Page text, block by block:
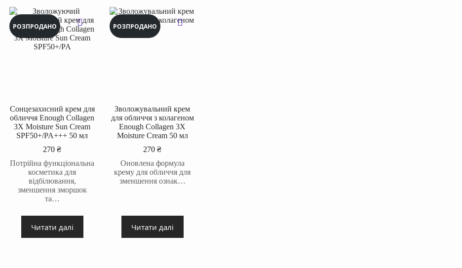
РОЗПРОДАНО
Сонцезахисний крем для
обличчя Enough Collagen
3Х Moisture Sun Cream
SPF50+/PA+++ 50 мл
270₴
Потрійна функціональна
косметика для
відбілювання,
зменшення зморшок
та…
Читати далі
РОЗПРОДАНО
Зволожувальний крем
для обличчя з колагеном
Enough Collagen 3X
Moisture Cream 50 мл
270₴
Оновлена формула
крему для обличчя для
зменшення ознак…
Читати далі